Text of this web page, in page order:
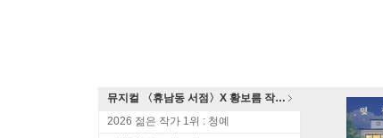
뮤지컬 〈휴남동 서점〉X 황보름 작가 북토크
2026 젊은 작가 1위 : 청예